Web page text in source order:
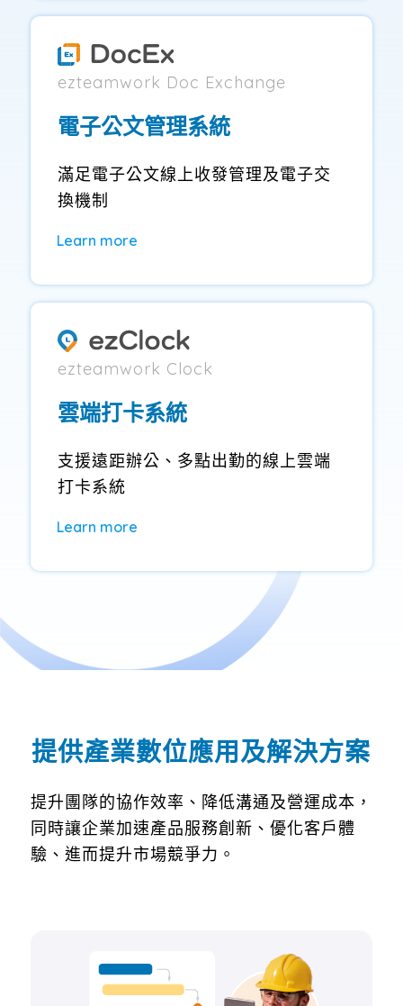
ezteamwork Doc Exchange
電子公文管理系統
滿足電子公文線上收發管理及電子交
換機制
Learn more
ezteamwork Clock
雲端打卡系統
支援遠距辦公、多點出勤的線上雲端
打卡系統
Learn more
提供產業數位應用及解決方案
提升團隊的協作效率、降低溝通及營運成本，
同時讓企業加速產品服務創新、優化客戶體
驗、進而提升市場競爭力。